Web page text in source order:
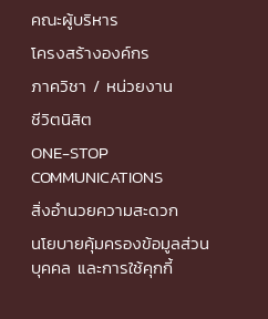
คณะผู้บริหาร
โครงสร้างองค์กร
ภาควิชา / หน่วยงาน
ชีวิตนิสิต
ONE-STOP
COMMUNICATIONS
สิ่งอำนวยความสะดวก
นโยบายคุ้มครองข้อมูลส่วน
บุคคล และการใช้คุกกี้